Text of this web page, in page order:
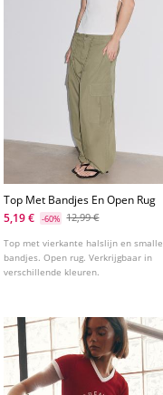
Top Met Bandjes En Open Rug
5,19 €
-60% 12,99 €
Top met vierkante halslijn en smalle
bandjes. Open rug. Verkrijgbaar in
verschillende kleuren.